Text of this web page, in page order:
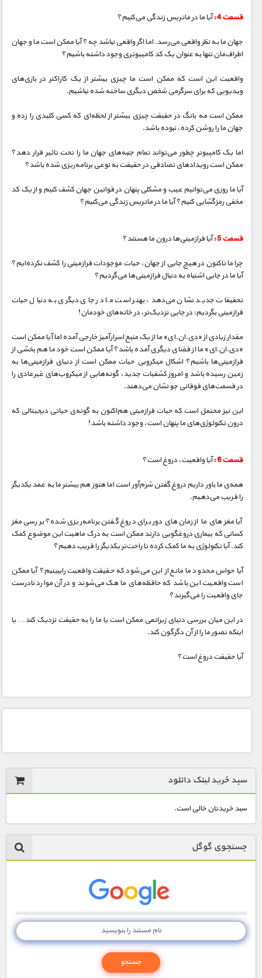
قسمت 4 : آیا ما در ماتریس زندگی می‌کنیم؟
جهان ما به نظر واقعی می‌رسد. اما اگر واقعی نباشد چه؟ آیا ممکن است ما و جهان
اطراف‌مان تنها به عنوان یک کد کامییوتری وجود داشته باشیم؟
واقعیت این است که ممکن است ما چیزی بیشتر از یک کاراکتر در بازی‌های
ویدیویی که برای سرگرمی شخص دیگری ساخته شده نباشیم.
ممکن است مه بانگ در حقیقت چیزی بیشتر از لحظه‌ای که کسی کلیدی را زده و
جهان ما را روشن کرده، نبوده باشد.
اما یک کامپیوتر چطور می‌تواند تمام جنبه‌های جهان ما را تحت تاثیر قرار دهد؟
ممکن است رویدادهای تصادفی در حقیقت به نوعی برنامه‌ریزی شده باشد؟
آیا ما روزی می‌توانیم عیب و مشکلی پنهان در قوانین جهان کشف کنیم و از یک کد
مخفی رمزگشایی کنیم؟ آیا ما در ماتریس زندگی می‌کنیم؟
قسمت 5 : آیا فرازمینی‌ها درون ما هستند؟
چرا ما تاکنون در هیچ جایی از جهان، حیات موجودات فرازمینی را کشف نکرده‌ایم؟
آیا ما در جایی اشتباه به دنبال فرازمینی‌ها می‌گردیم؟
تحقیقات جدید نشان می‌دهد، بهتر است ما در جای دیگری به دنبال حیات
فرازمینی بگردیم: در جایی نزدیک‌تر، در خانه‌های خودمان!
مقدار زیادی از «دی.ان.ای» ما از یک منبع اسرارآمیز خارجی آمده اما آیا ممکن است
«دی.ان.ای» ما از فضای دیگری آمده باشد؟ آیا ممکن است خود ما هم بخشی از
فرازمینی‌ها باشیم؟ اشکال میکروبی حیات ممکن است از دنیای فرازمینی‌ها به
زمین رسیده باشد و امروز کشفیات جدید، گونه‌هایی از میکروب‌های غیرعادی را
در قسمت‌های فوقانی جو نشان می‌دهند.
این نیز محتمل است که حیات فرازمینی هم‌اکنون به گونه‌ی حیاتی دیجیتالی که
درون تکنولوژی‌های ما پنهان است، وجود داشته باشد!
قسمت 6 : آیا واقعیت، دروغ است؟
همه‌ی ما باور داریم دروغ گفتن شرم‌آور است اما هنوز هم بیشتر ما به عمد یکدیگر
را فریب می‌دهیم.
آیا مغزهای ما از زمان‌های دور برای دروغ گفتن برنامه‌ریزی شده؟ بررسی مغز
کسانی که بیماری دروغگویی دارند ممکن است به درک ماهیت این موضوع کمک
کند. آیا تکنولوژی به ما کمک کرده تا راحت‌تر یکدیگر را فریب دهیم؟
آیا حواس محدود ما مانع از این می‌شود که حقیقت واقعیت راببینیم؟ آیا ممکن
است واقعیت این باشد که حافظه‌های ما هک می‌شوند و در آن موارد نادرست
جای واقعیت را می‌گیرند؟
در این میان بررسی دنیای زیراتمی ممکن است یا ما را به حقیقت نزدیک کند… یا
اینکه تصور ما را از آن دگرگون کند.
آیا حقیقت دروغ است؟
سبد خرید لینک دانلود
سبد خریدتان خالی است.
جستجوی گوگل